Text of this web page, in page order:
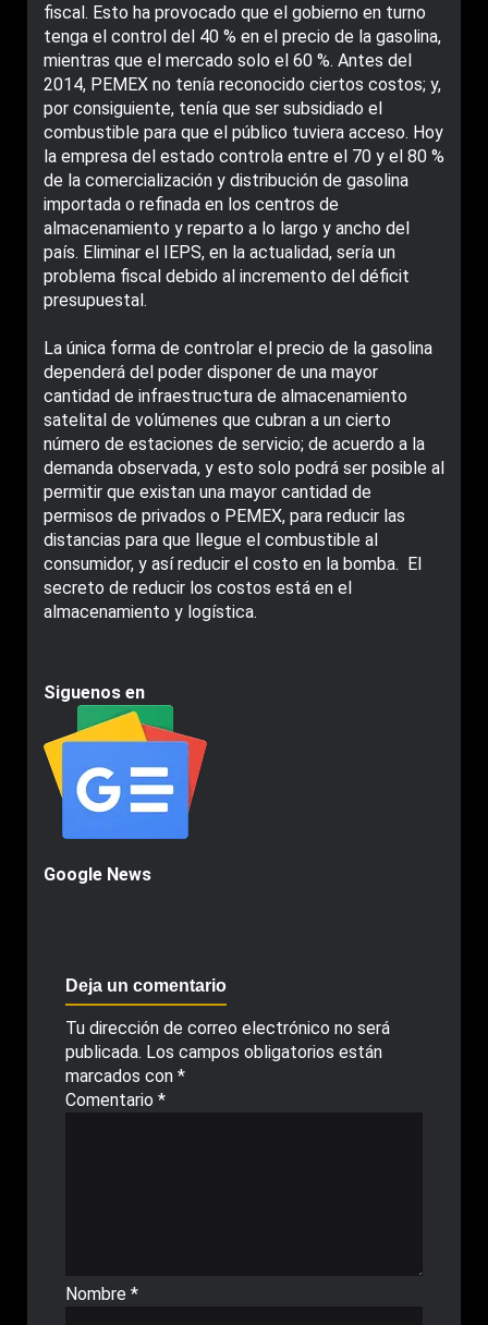
fiscal. Esto ha provocado que el gobierno en turno
tenga el control del 40 % en el precio de la gasolina,
mientras que el mercado solo el 60 %. Antes del
2014, PEMEX no tenía reconocido ciertos costos; y,
por consiguiente, tenía que ser subsidiado el
combustible para que el público tuviera acceso. Hoy
la empresa del estado controla entre el 70 y el 80 %
de la comercialización y distribución de gasolina
importada o refinada en los centros de
almacenamiento y reparto a lo largo y ancho del
país. Eliminar el IEPS, en la actualidad, sería un
problema fiscal debido al incremento del déficit
presupuestal.
La única forma de controlar el precio de la gasolina
dependerá del poder disponer de una mayor
cantidad de infraestructura de almacenamiento
satelital de volúmenes que cubran a un cierto
número de estaciones de servicio; de acuerdo a la
demanda observada, y esto solo podrá ser posible al
permitir que existan una mayor cantidad de
permisos de privados o PEMEX, para reducir las
distancias para que llegue el combustible al
consumidor, y así reducir el costo en la bomba. El
secreto de reducir los costos está en el
almacenamiento y logística.
Siguenos en
Google News
Deja un comentario
Tu dirección de correo electrónico no será
publicada. Los campos obligatorios están
marcados con *
Comentario *
Nombre *